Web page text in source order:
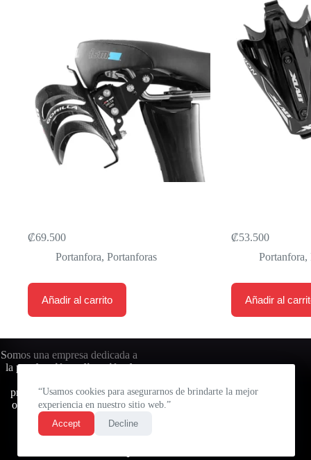
“Usamos cookies para asegurarnos de brindarte la mejor
experiencia en nuestro sitio web.”
Accept
Decline
₡69.500
Portanfora, Portanforas
Añadir al carrito
₡53.500
Portanfora,
Añadir al
Somos una empresa dedicada a
la producción y dirección de
principios de sostenibilidad y
optimización de los procesos
productivos para la mejora
continua de nuestras